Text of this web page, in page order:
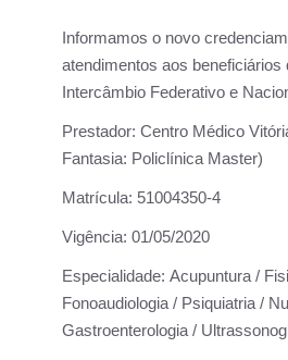
Informamos o novo
atendimentos aos beneficiários
Intercâmbio Federativo e
Prestador: Centro Médico
Fantasia: Policlínica Master)
Matrícula: 51004350-4
Vigência: 01/05/2020
Especialidade: Acupuntura /
Fonoaudiologia / Psiquiatria /
Gastroenterologia /